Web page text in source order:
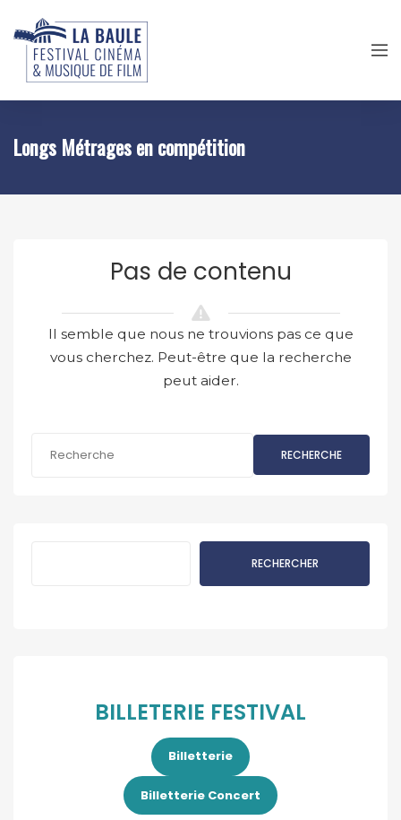
Longs Métrages en compétition
Pas de contenu
Il semble que nous ne trouvions pas ce que
vous cherchez. Peut-être que la recherche
peut aider.
RECHERCHE
RECHERCHER
BILLETERIE FESTIVAL
Billetterie
Billetterie Concert